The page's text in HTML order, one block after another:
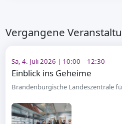
Vergangene
Sa, 4. Juli 2026 | 10:00 – 12:30
Einblick ins Geheime
Brandenburgische Landeszentrale